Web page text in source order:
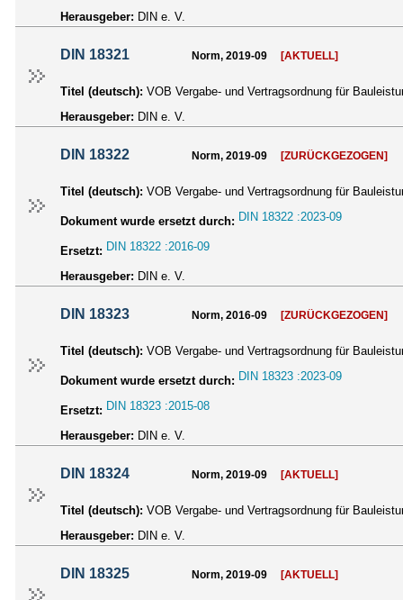
Herausgeber: DIN e. V.
DIN 18321 Norm, 2019-09 [AKTUELL]
Titel (deutsch): VOB Vergabe- und Vertragsordnung für
Herausgeber: DIN e. V.
DIN 18322 Norm, 2019-09 [ZURÜCKGEZOGEN]
Titel (deutsch): VOB Vergabe- und Vertragsordnung für
Dokument wurde ersetzt durch: DIN 18322 :2023-09
Ersetzt: DIN 18322 :2016-09
Herausgeber: DIN e. V.
DIN 18323 Norm, 2016-09 [ZURÜCKGEZOGEN]
Titel (deutsch): VOB Vergabe- und Vertragsordnung für
Dokument wurde ersetzt durch: DIN 18323 :2023-09
Ersetzt: DIN 18323 :2015-08
Herausgeber: DIN e. V.
DIN 18324 Norm, 2019-09 [AKTUELL]
Titel (deutsch): VOB Vergabe- und Vertragsordnung für
Herausgeber: DIN e. V.
DIN 18325 Norm, 2019-09 [AKTUELL]